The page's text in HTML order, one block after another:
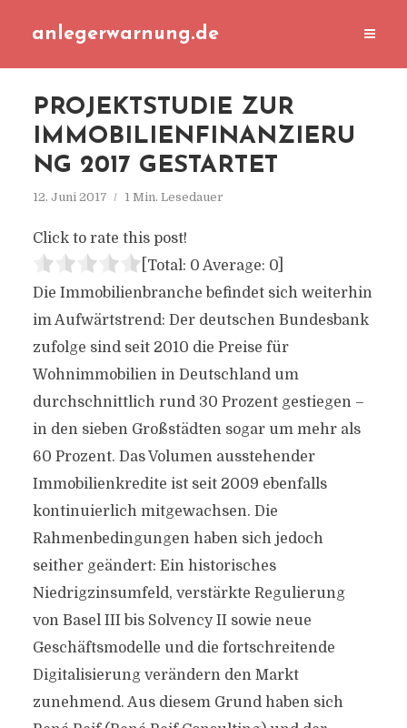
anlegerwarnung.de
PROJEKTSTUDIE ZUR
IMMOBILIENFINANZIERU
NG 2017 GESTARTET
12. Juni 2017 1 Min. Lesedauer
Click to rate this post!
[Total: 0 Average: 0]
Die Immobilienbranche befindet sich weiterhin
im Aufwärtstrend: Der deutschen Bundesbank
zufolge sind seit 2010 die Preise für
Wohnimmobilien in Deutschland um
durchschnittlich rund 30 Prozent gestiegen –
in den sieben Großstädten sogar um mehr als
60 Prozent. Das Volumen ausstehender
Immobilienkredite ist seit 2009 ebenfalls
kontinuierlich mitgewachsen. Die
Rahmenbedingungen haben sich jedoch
seither geändert: Ein historisches
Niedrigzinsumfeld, verstärkte Regulierung
von Basel III bis Solvency II sowie neue
Geschäftsmodelle und die fortschreitende
Digitalisierung verändern den Markt
zunehmend. Aus diesem Grund haben sich